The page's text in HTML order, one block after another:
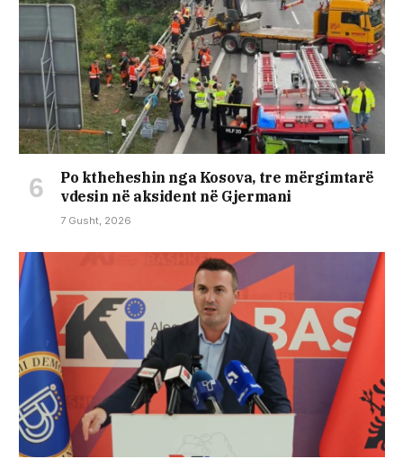
Po ktheheshin nga Kosova, tre mërgimtarë
vdesin në aksident në Gjermani
7 Gusht, 2026